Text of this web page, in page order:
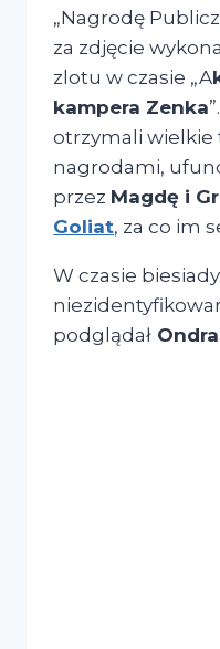
„Nagrodę
za zdjęcie
zlotu w czasie „A
kampera Zenka
otrzymali wielkie
nagrodami,
przez Magdę i
Goliat, za co im
W czasie
podglądał